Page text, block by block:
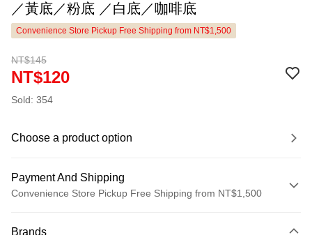
／黃底／粉底 ／白底／咖啡底
Convenience Store Pickup Free Shipping from NT$1,500
NT$145
NT$120
Sold: 354
Choose a product option
Payment And Shipping
Convenience Store Pickup Free Shipping from NT$1,500
Brands